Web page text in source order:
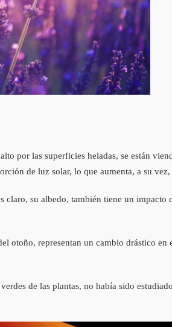
por las superficies heladas, se están
de luz solar, lo que aumenta, a su
claro, su albedo, también tiene un
otoño, representan un cambio drástico en
de las plantas, no había sido